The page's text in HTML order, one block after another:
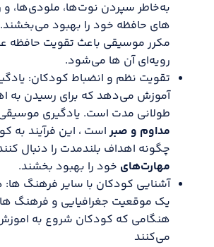
به‌خاطر سپردن نوت‌ها، ملودی‌ها، و
های حافظه خود را بهبود
مکرر موسیقی باعث تقویت حافظه
رویه‌ای آن ها می‌شود.
تقویت نظم و انضباط کودکان:
آموزش می‌دهد که برای رسیدن به
طولانی مدت است. یادگیری موسیقی
مداوم و صبراست ، این فرآیند به
چگونه اهداف بلندمدت را دنبال
مهارت‌های خود را بهبود بخشند.
آشنایی کودکان با سایر فرهنگ ها:
یک موقعیت جغرافیایی و فرهنگ
هنگامی که کودکان شروع به
می‌کنند